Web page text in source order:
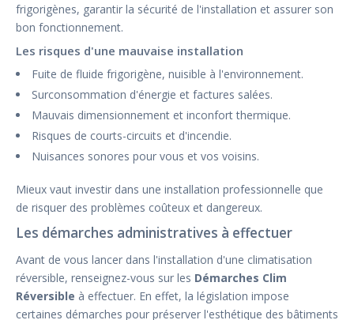
frigorigènes, garantir la sécurité de l'installation et assurer son
bon fonctionnement.
Les risques d'une mauvaise installation
Fuite de fluide frigorigène, nuisible à l'environnement.
Surconsommation d'énergie et factures salées.
Mauvais dimensionnement et inconfort thermique.
Risques de courts-circuits et d'incendie.
Nuisances sonores pour vous et vos voisins.
Mieux vaut investir dans une installation professionnelle que
de risquer des problèmes coûteux et dangereux.
Les démarches administratives à effectuer
Avant de vous lancer dans l'installation d'une climatisation
réversible, renseignez-vous sur les Démarches Clim
Réversible à effectuer. En effet, la législation impose
certaines démarches pour préserver l'esthétique des bâtiments